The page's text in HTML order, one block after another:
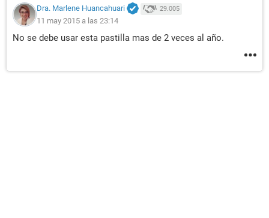
Dra. Marlene Huancahuari 29.005
11 may 2015 a las 23:14
No se debe usar esta pastilla mas de 2 veces al año.